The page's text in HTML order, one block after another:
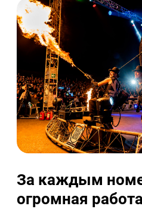
За каждым
огромная работа